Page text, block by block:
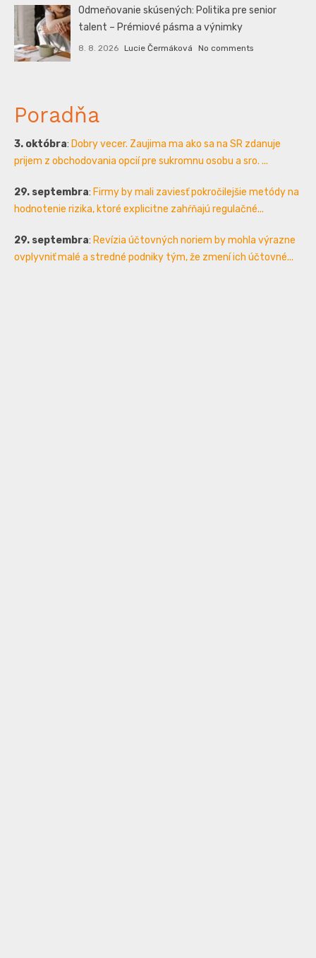
Odmeňovanie skúsených: Politika pre senior
talent – Prémiové pásma a výnimky
8. 8. 2026 Lucie Čermáková No comments
Poradňa
3. októbra: Dobry vecer. Zaujima ma ako sa na SR zdanuje
prijem z obchodovania opcií pre sukromnu osobu a sro. ...
29. septembra: Firmy by mali zaviesť pokročilejšie metódy na
hodnotenie rizika, ktoré explicitne zahŕňajú regulačné...
29. septembra: Revízia účtovných noriem by mohla výrazne
ovplyvniť malé a stredné podniky tým, že zmení ich účtovné...